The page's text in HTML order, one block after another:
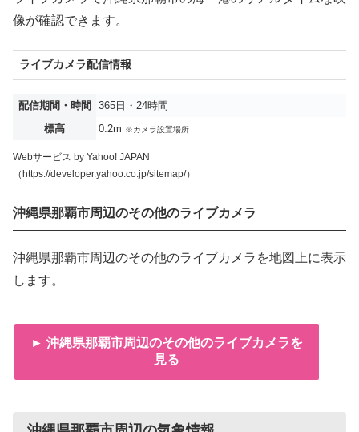
像が確認できます。
ライブカメラ配信情報
配信期間・時間
365日・24時間
標高
0.2m ※カメラ設置場所
Webサービス by Yahoo! JAPAN
（https://developer.yahoo.co.jp/sitemap/）
沖縄県那覇市周辺のその他のライブカメラ
沖縄県那覇市周辺のその他のライブカメラを地図上に表示
します。
► 沖縄県那覇市周辺のその他のライブカメラを
見る